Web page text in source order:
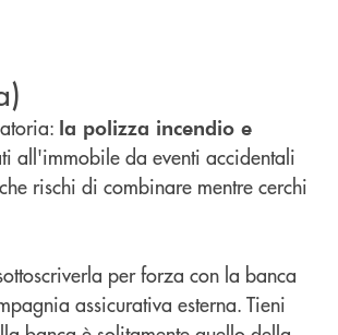
la polizza incendio e
all'immobile da eventi accidentali
rischi di combinare mentre cerchi
per forza con la banca
assicurativa esterna. Tieni